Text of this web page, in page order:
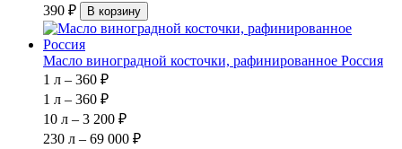
390 ₽
В корзину
Масло виноградной косточки, рафинированное Россия
1 л – 360 ₽
1 л – 360 ₽
10 л – 3 200 ₽
230 л – 69 000 ₽